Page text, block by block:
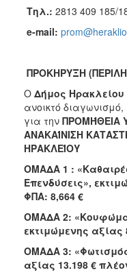
ΔΗΜΟΤΗΣ
ΗΡΑΚΛΕΙΟ
Τηλ.: 2813 409 185/
e-mail:
ΠΡΟΚΗΡΥΞΗ
Ο Δήμος Ηρακλείου
ανοικτό
για την ΠΡΟΜΉΘΕΙΑ
ΑΝΑΚΑΊΝΙΣΗ
ΗΡΑΚΛΕΊΟΥ
ΟΜΑΔΑ 1 :
Επενδύσεις»,
ΦΠΑ: 8,664 €
ΟΜΑΔΑ 2:
εκτιμώμενης αξίας
ΟΜΑΔΑ 3:
αξίας 13.198 €